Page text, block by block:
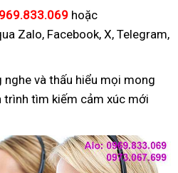
hoặc
Zalo, Facebook, X, Telegram,
nghe và thấu hiểu mọi mong
trình tìm kiếm cảm xúc mới